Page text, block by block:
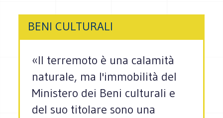
BENI CULTURALI
«Il terremoto è una calamità
naturale, ma l'immobilità del
Ministero dei Beni culturali e
del suo titolare sono una